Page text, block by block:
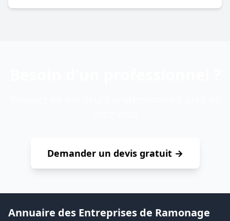
Demander un devis gratuit →
Annuaire des Entreprises de Ramonage